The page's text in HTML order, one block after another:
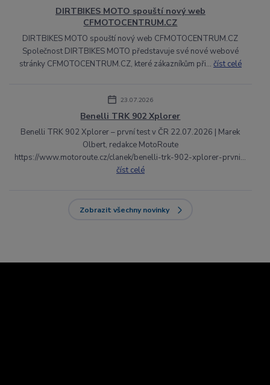
DIRTBIKES MOTO spouští nový web
CFMOTOCENTRUM.CZ
DIRTBIKES MOTO spouští nový web CFMOTOCENTRUM.CZ
Společnost DIRTBIKES MOTO představuje své nové webové
stránky CFMOTOCENTRUM.CZ, které zákazníkům při... číst celé
23.07.2026
Benelli TRK 902 Xplorer
Benelli TRK 902 Xplorer – první test v ČR 22.07.2026 | Marek
Olbert, redakce MotoRoute
https://www.motoroute.cz/clanek/benelli-trk-902-xplorer-prvni...
číst celé
Zobrazit všechny novinky